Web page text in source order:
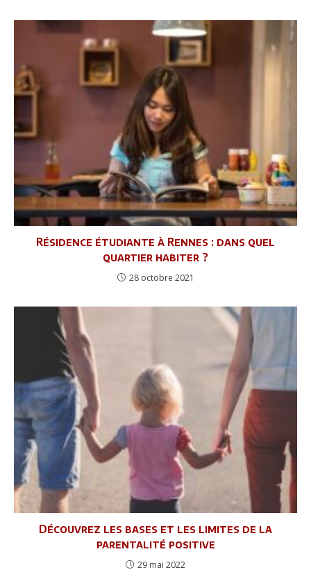
Résidence étudiante à Rennes : dans quel
quartier habiter ?
28 octobre 2021
Découvrez les bases et les limites de la
parentalité positive
29 mai 2022